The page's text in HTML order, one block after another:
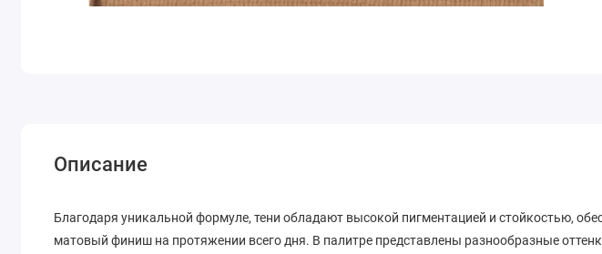
Описание
Благодаря уникальной формуле, тени обладают высокой пигментацией и стойкостью,
матовый финиш на протяжении всего дня. В палитре представлены разнообразные